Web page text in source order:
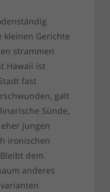
kleinen Gerichte
strammen
Hawaii ist
fast
galt
Sünde,
jungen
ironischen
dem
anderes